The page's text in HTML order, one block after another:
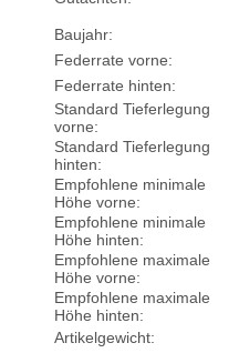
Baujahr:
Federrate vorne:
Federrate hinten:
Standard Tieferlegung
vorne:
Standard Tieferlegung
hinten:
Empfohlene minimale
Höhe vorne:
Empfohlene minimale
Höhe hinten:
Empfohlene maximale
Höhe vorne:
Empfohlene maximale
Höhe hinten:
Artikelgewicht: